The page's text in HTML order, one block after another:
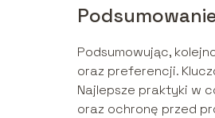
Podsumowując,
oraz preferencji.
Najlepsze praktyki w
oraz ochronę przed